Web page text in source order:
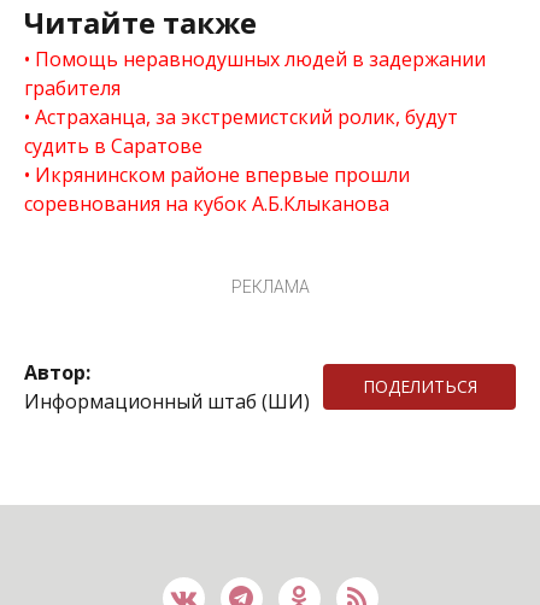
Читайте также
Помощь неравнодушных людей в задержании
грабителя
Астраханца, за экстремистский ролик, будут
судить в Саратове
Икрянинском районе впервые прошли
соревнования на кубок А.Б.Клыканова
РЕКЛАМА
Автор:
Информационный штаб (ШИ)
ПОДЕЛИТЬСЯ